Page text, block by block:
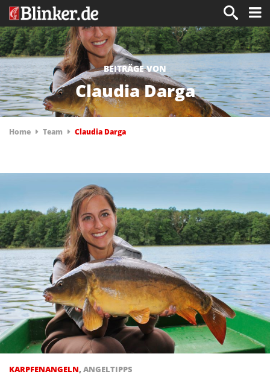
BEITRÄGE VON
Claudia Darga
Home Team Claudia Darga
KARPFENANGELN, ANGELTIPPS